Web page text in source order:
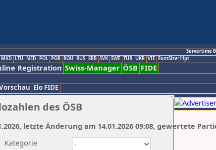
Servertime
MKD LTU NED POL POR ROU RUS SRB SVK SWE TUR UKR VIE FontSize:11pt
Registration Swiss-Manager ÖSB FIDE
Elo FIDE
des ÖSB
Kategorie
letzte Änderung am 14.01.2026 09:08, gewertete